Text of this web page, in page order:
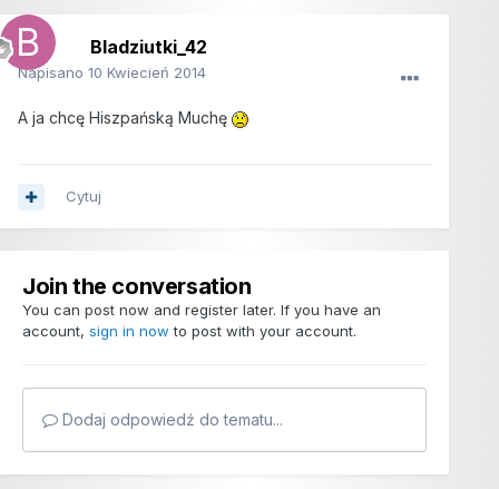
Bladziutki_42
Napisano 10 Kwiecień 2014
A ja chcę Hiszpańską Muchę
Cytuj
Join the conversation
You can post now and register later. If you have an
account, sign in now to post with your account.
Dodaj odpowiedź do tematu...